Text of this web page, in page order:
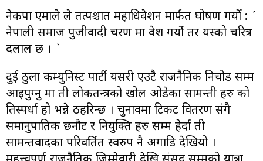
नेकपा एमाले ले तत्पश्चात महाधिवेशन मार्फत घोषण गर्यो : ´
नेपाली समाज पुजीवादी चरण मा प्रवेश गर्यो तर यस्को चरित्र
दलाल छ । `
दुई ठुला कम्युनिस्ट पार्टी यसरी एउटै राजनैनिक निचोड सम्म
आइपुग्नु मा ती लोकतन्त्रको खोल ओडेका सामन्ती हरु को
प्रतिस्पर्धा हो भन्ने ठहरिन्छ । चुनावमा टिकट वितरण संगै
समानुपातिक छनौट र नियुक्ति हरु सम्म हेर्दा ती
सामन्तवादका परिवर्तित स्वरुप नै अगाडि देखियो ।